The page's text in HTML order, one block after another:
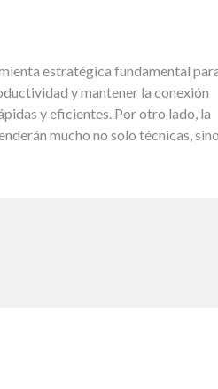
estratégica fundamental
y mantener la conexión
y eficientes. Por otro lado, la
mucho no solo técnicas, sino